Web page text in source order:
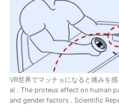
VR世界でマッチョになると痛みを
al . The proteus effect on human
and gender factors . Scientific